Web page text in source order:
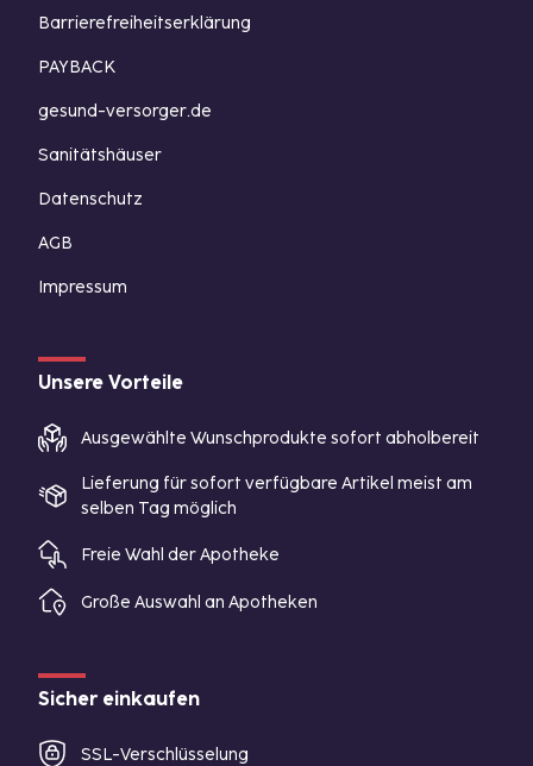
Barrierefreiheitserklärung
PAYBACK
gesund-versorger.de
Sanitätshäuser
Datenschutz
AGB
Impressum
Unsere Vorteile
Ausgewählte Wunschprodukte sofort abholbereit
Lieferung für sofort verfügbare Artikel meist am
selben Tag möglich
Freie Wahl der Apotheke
Große Auswahl an Apotheken
Sicher einkaufen
SSL-Verschlüsselung